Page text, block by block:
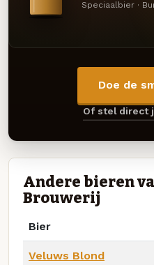
Speciaalbier ·
Doe de
Of stel direct
Andere bieren
Brouwerij
Bier
Veluws Blond